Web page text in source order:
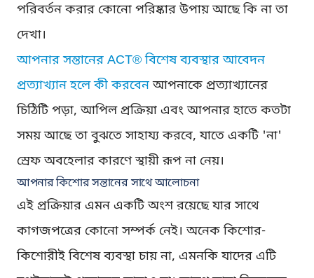
পরিবর্তন করার কোনো পরিষ্কার উপায় আছে কি না তা
দেখা।
আপনার সন্তানের ACT® বিশেষ ব্যবস্থার আবেদন
প্রত্যাখ্যান হলে কী করবেনআপনাকে প্রত্যাখ্যানের
চিঠিটি পড়া, আপিল প্রক্রিয়া এবং আপনার হাতে কতটা
সময় আছে তা বুঝতে সাহায্য করবে, যাতে একটি 'না'
স্রেফ অবহেলার কারণে স্থায়ী রূপ না নেয়।
আপনার কিশোর সন্তানের সাথে আলোচনা
এই প্রক্রিয়ার এমন একটি অংশ রয়েছে যার সাথে
কাগজপত্রের কোনো সম্পর্ক নেই। অনেক কিশোর-
কিশোরীই বিশেষ ব্যবস্থা চায় না, এমনকি যাদের এটি